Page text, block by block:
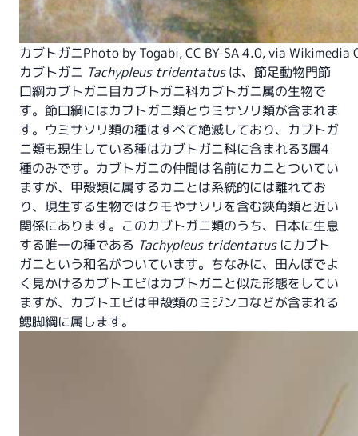
カブトガニPhoto by Togabi,CC BY-SA 4.0, via Wikimedia
カブトガニ Tachypleus tridentatusは、節足動物門節
口綱カブトガニ目カブトガニ科カブトガニ属の生物で
す。節口綱にはカブトガニ類とウミサソリ類が含まれま
す。ウミサソリ類の種はすべて絶滅しており、カブトガ
ニ類も現生している種はカブトガニ科に含まれる3属4
種のみです。カブトガニの仲間は名前にカニとついてい
ますが、甲殻類に属するカニとは系統的には離れてお
り、現生する生物ではクモやサソリを含む鋏角類と近い
関係にあります。このカブトガニ類のうち、日本に生息
する唯一の種である Tachypleus tridentatus にカブト
ガニという和名がついています。ちなみに、田んぼでよ
く見かけるカブトエビはカブトガニと似た形態をしてい
ますが、カブトエビは甲殻類のミジンコなどが含まれる
鰓脚綱に属します。